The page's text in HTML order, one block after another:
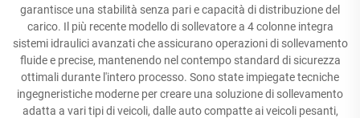
garantisce una stabilità senza pari e capacità di distribuzione del
carico. Il più recente modello di sollevatore a 4 colonne integra
sistemi idraulici avanzati che assicurano operazioni di sollevamento
fluide e precise, mantenendo nel contempo standard di sicurezza
ottimali durante l'intero processo. Sono state impiegate tecniche
ingegneristiche moderne per creare una soluzione di sollevamento
adatta a vari tipi di veicoli, dalle auto compatte ai veicoli pesanti,